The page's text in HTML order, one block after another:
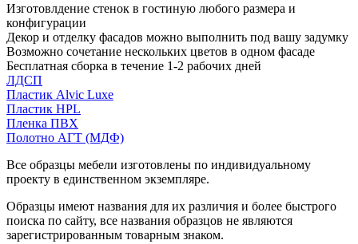
Изготовлдение стенок в гостиную любого размера и
конфигурации
Декор и отделку фасадов можно выполнить под вашу задумку
Возможно сочетание нескольких цветов в одном фасаде
Бесплатная сборка в течение 1-2 рабочих дней
ЛДСП
Пластик Alvic Luxe
Пластик HPL
Пленка ПВХ
Полотно АГТ (МДФ)
Все образцы мебели изготовлены по индивидуальному
проекту в единственном экземпляре.
Образцы имеют названия для их различия и более быстрого
поиска по сайту, все названия образцов не являются
зарегистрированным товарным знаком.